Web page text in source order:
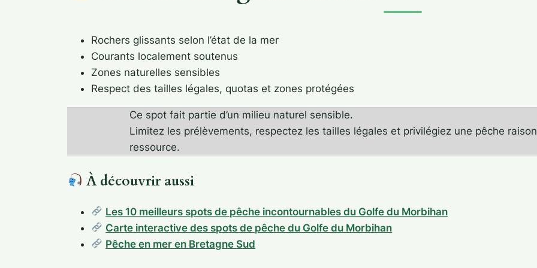
Rochers glissants selon l’état de la mer
Courants localement soutenus
Zones naturelles sensibles
Respect des tailles légales, quotas et zones protégées
Ce spot fait partie d’un milieu naturel sensible.
Limitez les prélèvements, respectez les tailles légales et privilégiez une pêche
ressource.
À découvrir aussi
Les 10 meilleurs spots de pêche incontournables du Golfe du Morbihan
Carte interactive des spots de pêche du Golfe du Morbihan
Pêche en mer en Bretagne Sud